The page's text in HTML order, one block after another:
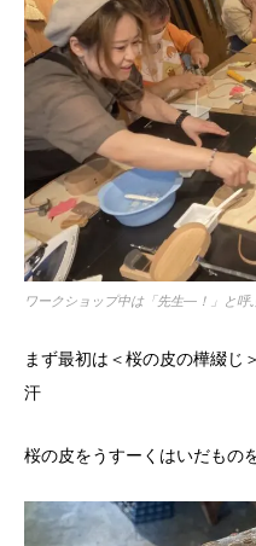
ワークショップ中は「先生―！」と
まず最初は＜桜の皮の樺綴じ
汗
桜の皮をうすーくはいだもの